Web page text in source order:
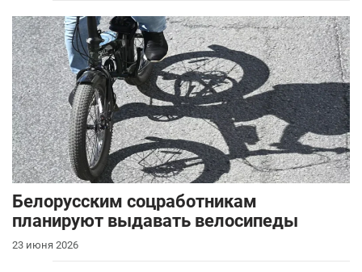
Белорусским соцработникам
планируют выдавать велосипеды
23 июня 2026